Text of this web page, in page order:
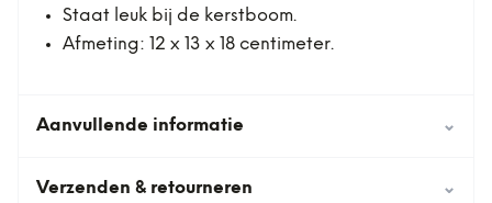
Staat leuk bij de kerstboom.
Afmeting: 12 x 13 x 18 centimeter.
Aanvullende informatie ⌄
Verzenden & retourneren ⌄